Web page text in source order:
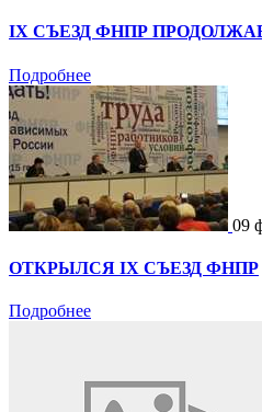
IX СЪЕЗД ФНПР
Подробнее
09
ОТКРЫЛСЯ IX СЪЕЗД ФНПР
Подробнее